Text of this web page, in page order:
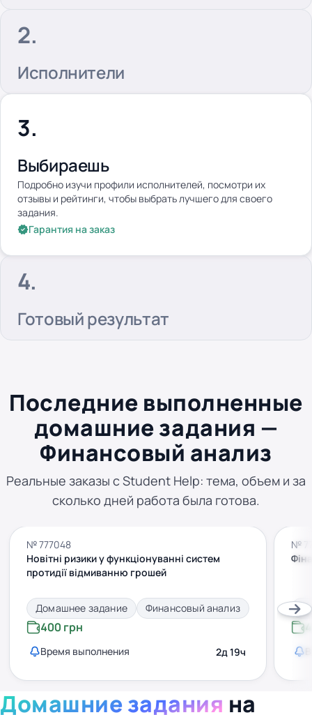
Исполнители
Выбираешь
Подробно изучи профили исполнителей, посмотри их
отзывы и рейтинги, чтобы выбрать лучшего для своего
задания.
Гарантия на заказ
Готовый результат
Последние выполненные
домашние задания —
Финансовый анализ
Реальные заказы с Student Help: тема, объем и за
сколько дней работа была готова.
№ 777048
Новітні ризики у функціонуванні систем
протидії відмиванню грошей
Домашнее задание Финансовый анализ
400 грн
Время выполнения 2д 19ч
№
Домашние задания на